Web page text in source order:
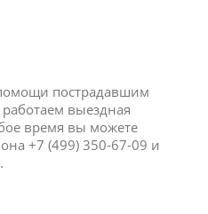
пострадавшим
выездная
время вы можете
+7 (499) 350-67-09 и